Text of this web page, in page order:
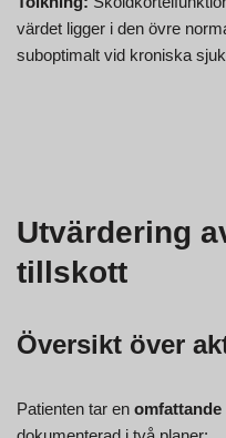
värdet ligger i den övre
suboptimalt vid kroniska
Utvärdering
tillskott
Översikt över
Patienten tar en